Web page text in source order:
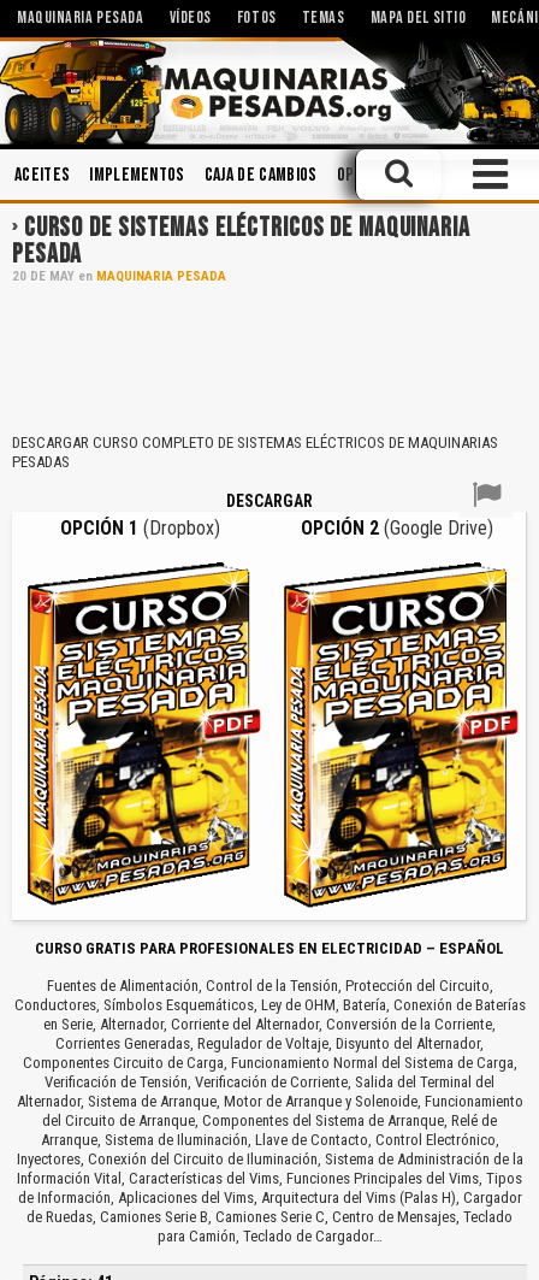
MAQUINARIA PESADA VÍDEOS FOTOS TEMAS MAPA DEL SITIO
Aceites Implementos Caja de Cambios Operación Minería
CURSO DE SISTEMAS ELÉCTRICOS DE MAQUINARIA
PESADA
20 DE MAY en MAQUINARIA PESADA
DESCARGAR CURSO COMPLETO DE SISTEMAS ELÉCTRICOS DE MAQUINARIAS
PESADAS
DESCARGAR
OPCIÓN 1 (Dropbox) OPCIÓN 2 (Google Drive)
CURSO GRATIS PARA PROFESIONALES EN ELECTRICIDAD – ESPAÑOL
Fuentes de Alimentación, Control de la Tensión, Protección del Circuito,
Conductores, Símbolos Esquemáticos, Ley de OHM, Batería, Conexión de Baterías
en Serie, Alternador, Corriente del Alternador, Conversión de la Corriente,
Corrientes Generadas, Regulador de Voltaje, Disyunto del Alternador,
Componentes Circuito de Carga, Funcionamiento Normal del Sistema de Carga,
Verificación de Tensión, Verificación de Corriente, Salida del Terminal del
Alternador, Sistema de Arranque, Motor de Arranque y Solenoide, Funcionamiento
del Circuito de Arranque, Componentes del Sistema de Arranque, Relé de
Arranque, Sistema de Iluminación, Llave de Contacto, Control Electrónico,
Inyectores, Conexión del Circuito de Iluminación, Sistema de Administración de la
Información Vital, Características del Vims, Funciones Principales del Vims, Tipos
de Información, Aplicaciones del Vims, Arquitectura del Vims (Palas H), Cargador
de Ruedas, Camiones Serie B, Camiones Serie C, Centro de Mensajes, Teclado
para Camión, Teclado de Cargador…